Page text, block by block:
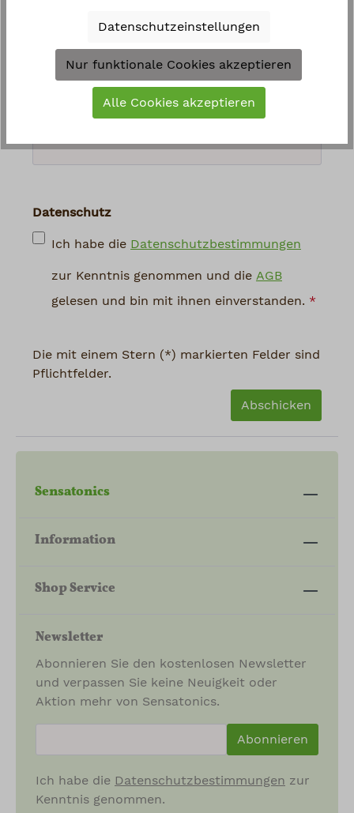
Loading...
Um weiterzugehen, geben Sie die oben
abgebildeten Zeichen ein*
Datenschutz
Ich habe die Datenschutzbestimmungen
zur Kenntnis genommen und die AGB
gelesen und bin mit ihnen einverstanden. *
Die mit einem Stern (*) markierten Felder sind
Pflichtfelder.
Abschicken
Sensatonics
Information
Shop Service
Newsletter
Abonnieren Sie den kostenlosen Newsletter
und verpassen Sie keine Neuigkeit oder
Aktion mehr von Sensatonics.
Abonnieren
Ich habe die Datenschutzbestimmungen zur
Kenntnis genommen.
Datenschutzeinstellungen
Nur funktionale Cookies akzeptieren
Alle Cookies akzeptieren